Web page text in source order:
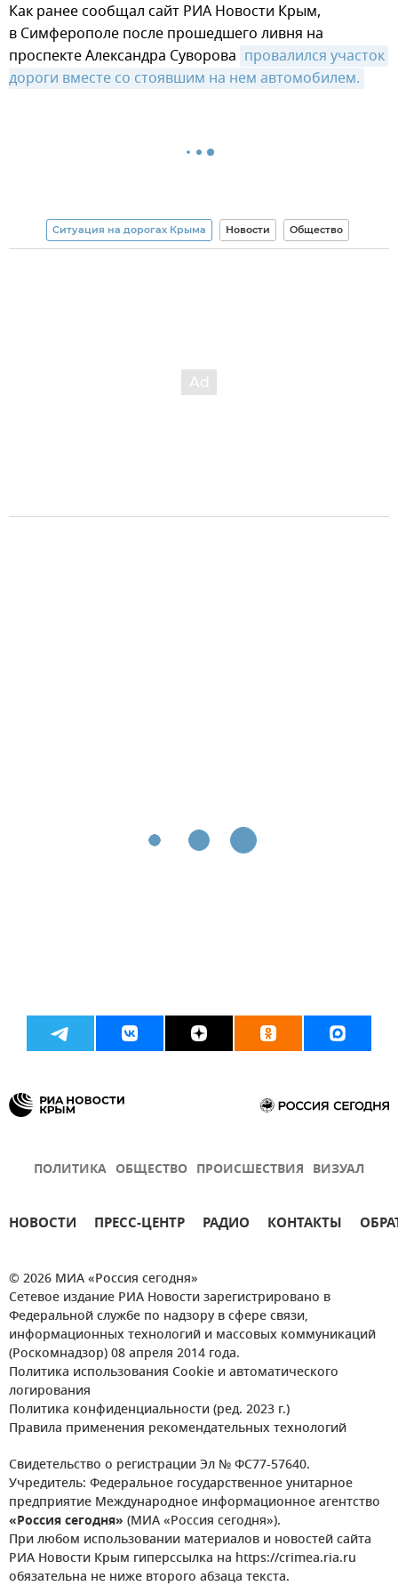
Как ранее сообщал сайт РИА Новости Крым,
в Симферополе после прошедшего ливня на
проспекте Александра Суворова провалился участок
дороги вместе со стоявшим на нем автомобилем.
Ситуация на дорогах Крыма Новости Общество
ПОЛИТИКА ОБЩЕСТВО ПРОИСШЕСТВИЯ ВИЗУАЛ
НОВОСТИ ПРЕСС-ЦЕНТР РАДИО КОНТАКТЫ
© 2026 МИА «Россия сегодня»
Сетевое издание РИА Новости зарегистрировано в
Федеральной службе по надзору в сфере связи,
информационных технологий и массовых коммуникаций
(Роскомнадзор) 08 апреля 2014 года.
Политика использования Cookie и автоматического
логирования
Политика конфиденциальности (ред. 2023 г.)
Правила применения рекомендательных технологий
Свидетельство о регистрации Эл № ФС77-57640.
Учредитель: Федеральное государственное унитарное
предприятие Международное информационное агентство
«Россия сегодня» (МИА «Россия сегодня»).
При любом использовании материалов и новостей сайта
РИА Новости Крым гиперссылка на https://crimea.ria.ru
обязательна не ниже второго абзаца текста.